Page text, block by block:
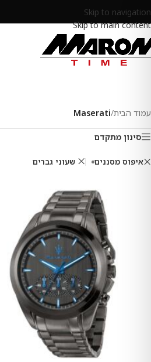
Skip to navigation
Skip to main content
עמוד הבית/
Maserati
סינון מתקדם
איפוס מסננים שעוני גברים